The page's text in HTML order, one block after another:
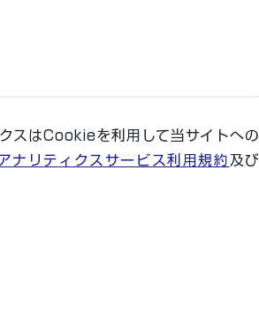
スはCookieを利用して当サイトへの
ナリティクスサービス利用規約 及び